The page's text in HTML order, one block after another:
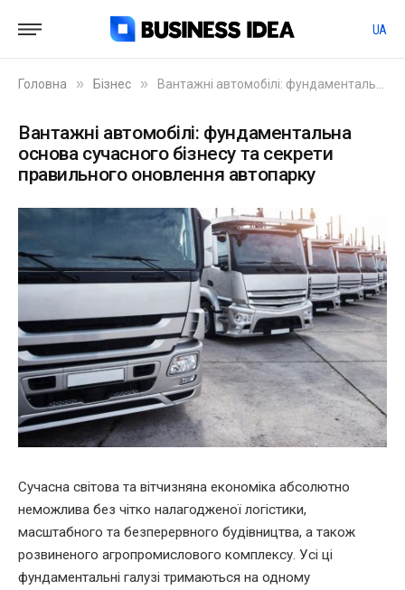
UA
Головна » Бізнес » Вантажні автомобілі: фундаментальна основа сучасного бізнесу та секрети правильного оновлення автопарку
Вантажні автомобілі: фундаментальна
основа сучасного бізнесу та секрети
правильного оновлення автопарку
Сучасна світова та вітчизняна економіка абсолютно
неможлива без чітко налагодженої логістики,
масштабного та безперервного будівництва, а також
розвиненого агропромислового комплексу. Усі ці
фундаментальні галузі тримаються на одному